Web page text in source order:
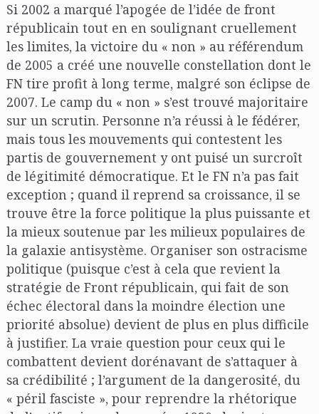
Si 2002 a marqué l’apogée de l’idée de front
républicain tout en en soulignant cruellement
les limites, la victoire du « non » au référendum
de 2005 a créé une nouvelle constellation dont le
FN tire profit à long terme, malgré son éclipse de
2007. Le camp du « non » s’est trouvé majoritaire
sur un scrutin. Personne n’a réussi à le fédérer,
mais tous les mouvements qui contestent les
partis de gouvernement y ont puisé un surcroît
de légitimité démocratique. Et le FN n’a pas fait
exception ; quand il reprend sa croissance, il se
trouve être la force politique la plus puissante et
la mieux soutenue par les milieux populaires de
la galaxie antisystème. Organiser son ostracisme
politique (puisque c’est à cela que revient la
stratégie de Front républicain, qui fait de son
échec électoral dans la moindre élection une
priorité absolue) devient de plus en plus difficile
à justifier. La vraie question pour ceux qui le
combattent devient dorénavant de s’attaquer à
sa crédibilité ; l’argument de la dangerosité, du
« péril fasciste », pour reprendre la rhétorique